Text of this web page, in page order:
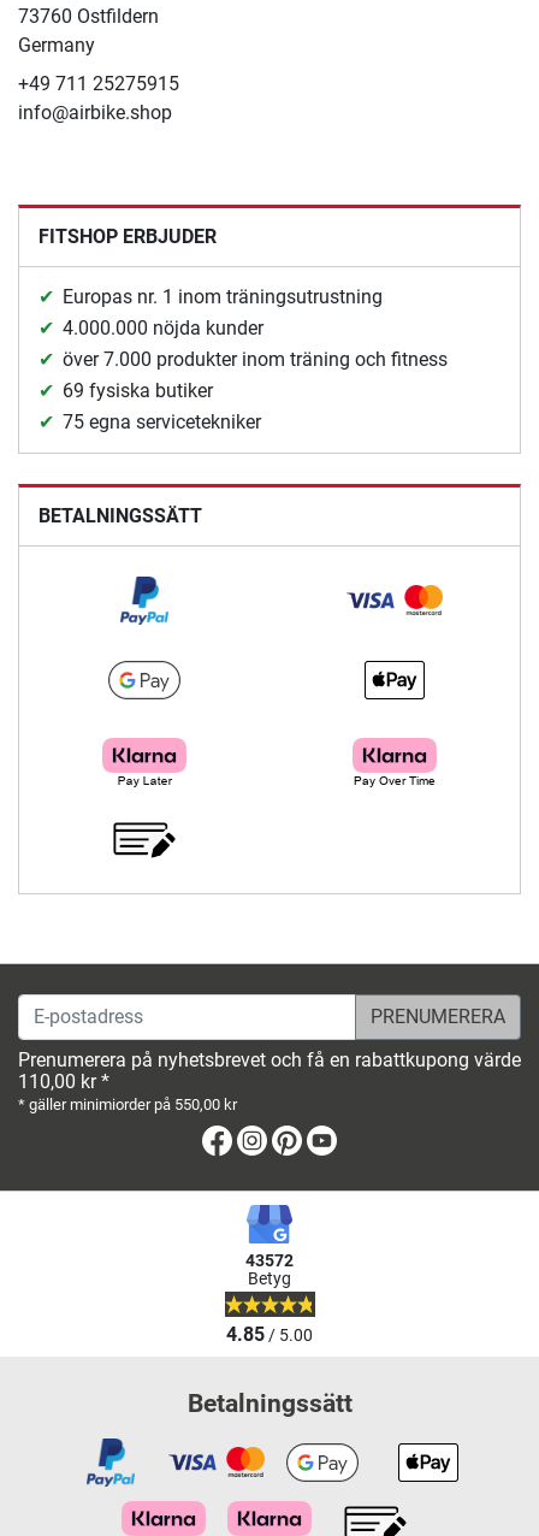
73760 Ostfildern
Germany
+49 711 25275915
info@airbike.shop
FITSHOP ERBJUDER
Europas nr. 1 inom träningsutrustning
4.000.000 nöjda kunder
över 7.000 produkter inom träning och fitness
69 fysiska butiker
75 egna servicetekniker
BETALNINGSSÄTT
E-postadress
Prenumerera på nyhetsbrevet och få en rabattkupong värde
110,00 kr *
* gäller minimiorder på 550,00 kr
Facebook
Instagram
Pinterest
43572
Betyg
4.85/ 5.00
Betalningssätt